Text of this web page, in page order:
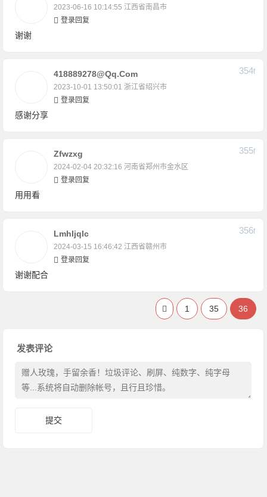
2023-06-16 10:14:55 江西省南昌市
登录回复
谢谢
418889278@qq.com
2023-10-01 13:50:01 浙江省绍兴市
354F
登录回复
感谢分享
Zfwzxg
2024-02-04 20:32:16 河南省郑州市金水区
355F
登录回复
用用看
Lmhljqlc
2024-03-15 16:46:42 江西省赣州市
356F
登录回复
谢谢配合
1 35 36
发表评论